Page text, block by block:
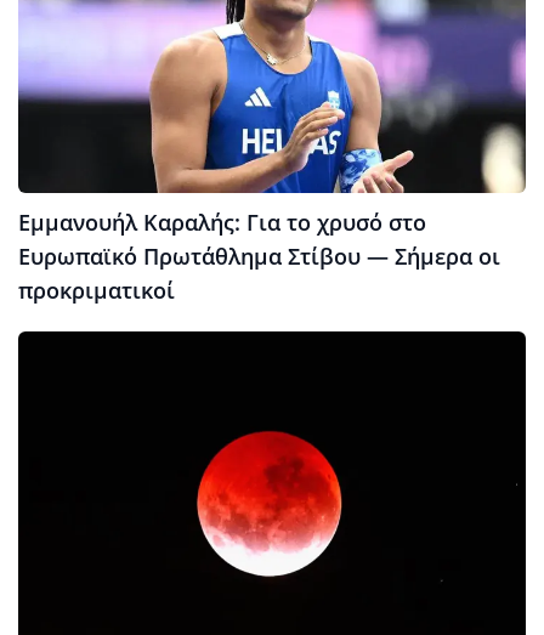
Εμμανουήλ Καραλής: Για το χρυσό στο
Ευρωπαϊκό Πρωτάθλημα Στίβου — Σήμερα οι
προκριματικοί